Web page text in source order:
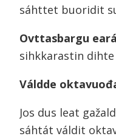
sáhttet buoridit
Ovttasbargu
sihkkarastin
Váldde
Jos dus leat
sáhtát váldit